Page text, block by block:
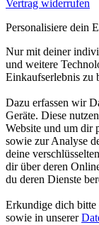
Vertrag widerrufen
Personalisiere dein
Nur mit deiner
und weitere
Einkaufserlebnis zu
Dazu erfassen wir
Geräte. Diese
Website und um dir
sowie zur Analyse
deine
dir über deren
du deren Dienste
Erkundige dich
sowie in unserer